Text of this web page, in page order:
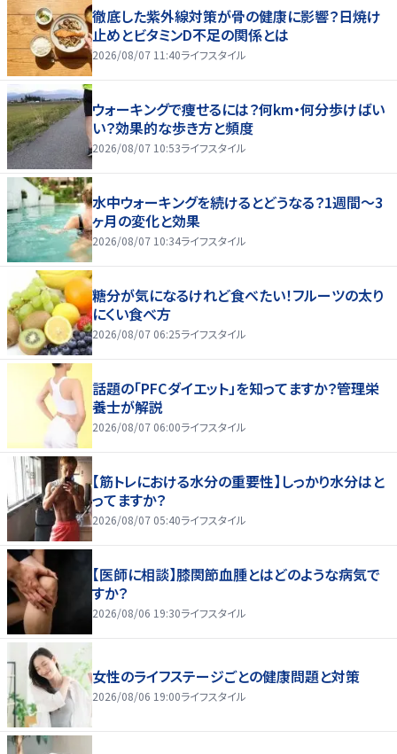
徹底した紫外線対策が骨の健康に影響？日焼け
止めとビタミンD不足の関係とは
2026/08/07 11:40ライフスタイル
ウォーキングで痩せるには？何km・何分歩けばい
い？効果的な歩き方と頻度
2026/08/07 10:53ライフスタイル
水中ウォーキングを続けるとどうなる？1週間～3
ヶ月の変化と効果
2026/08/07 10:34ライフスタイル
糖分が気になるけれど食べたい！フルーツの太り
にくい食べ方
2026/08/07 06:25ライフスタイル
話題の「PFCダイエット」を知ってますか？管理栄
養士が解説
2026/08/07 06:00ライフスタイル
【筋トレにおける水分の重要性】しっかり水分はと
ってますか？
2026/08/07 05:40ライフスタイル
【医師に相談】膝関節血腫とはどのような病気で
すか？
2026/08/06 19:30ライフスタイル
女性のライフステージごとの健康問題と対策
2026/08/06 19:00ライフスタイル